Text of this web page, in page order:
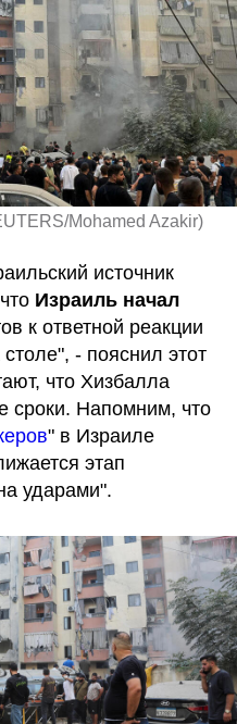
Mohamed Azakir)
источник
Израиль начал
к ответной реакции
- пояснил этот
что Хизбалла
сроки. Напомним, что
" в Израиле
этап
ударами".